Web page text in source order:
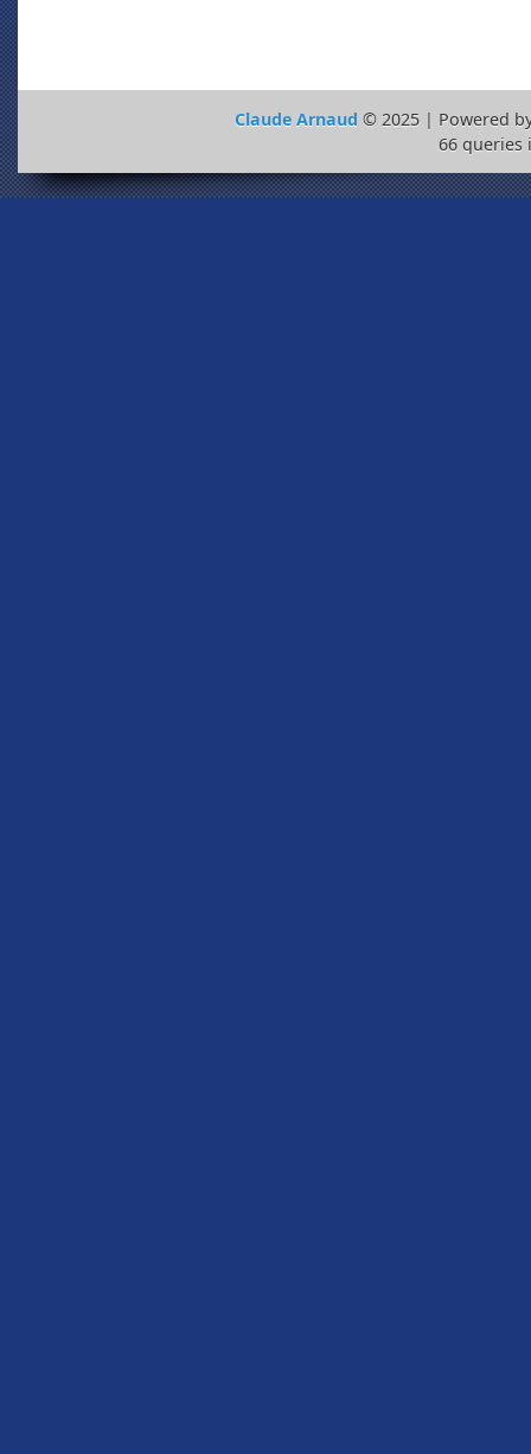
Claude Arnaud © 2025 | Powered
66 queries